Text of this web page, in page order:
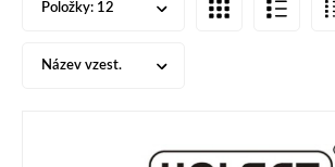
Položky: 12
Název vzest.